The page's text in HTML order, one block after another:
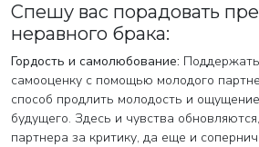
Спешу вас порадовать
неравного брака:
Гордость и самолюбование:
самооценку с помощью молодого
способ продлить молодость и
будущего. Здесь и чувства
партнера за критику, да еще и